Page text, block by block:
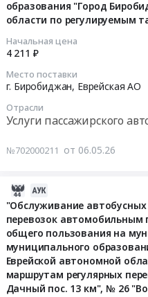
образования "Город
области по регулируемым
Начальная цена
4 211 ₽
Место поставки
г. Биробиджан, Еврейская АО
Отрасли
Услуги пассажирского
№702000211 от 06.05.26
"Обслуживание
перевозок автомобильным
общего пользования на
муниципального
Еврейской автономной
маршрутам регулярных
Дачный пос. 13 км", № 26